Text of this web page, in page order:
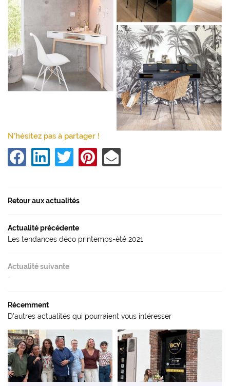
N'hésitez pas à partager !
Retour aux actualités
Actualité précédente
Les tendances déco printemps-été 2021
Actualité suivante
-
Récemment
D'autres actualités qui pourraient vous intéresser